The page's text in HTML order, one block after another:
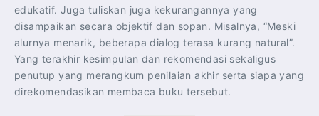
edukatif. Juga tuliskan juga kekurangannya yang
disampaikan secara objektif dan sopan. Misalnya, “Meski
alurnya menarik, beberapa dialog terasa kurang natural”.
Yang terakhir kesimpulan dan rekomendasi sekaligus
penutup yang merangkum penilaian akhir serta siapa yang
direkomendasikan membaca buku tersebut.